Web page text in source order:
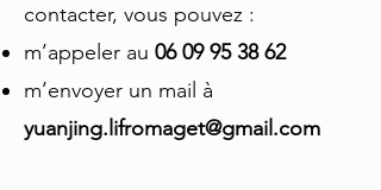
contacter, vous pouvez :
m’appeler au 06 09 95 38 62
m’envoyer un mail à
yuanjing.lifromaget@gmail.com